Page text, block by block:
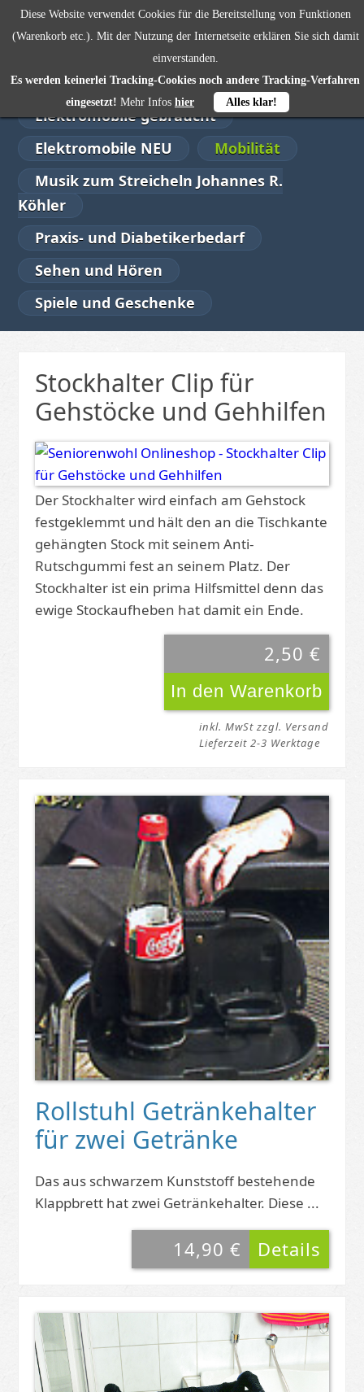
SENIORENWOHL 0,00 €
Alltagshilfen
Bad
Elektromobile gebraucht
Elektromobile NEU
Mobilität
Musik zum Streicheln Johannes R.
Köhler
Praxis- und Diabetikerbedarf
Sehen und Hören
Spiele und Geschenke
Stockhalter Clip für
Gehstöcke und Gehhilfen
Der Stockhalter wird einfach am Gehstock
festgeklemmt und hält den an die Tischkante
gehängten Stock mit seinem Anti-
Rutschgummi fest an seinem Platz. Der
Stockhalter ist ein prima Hilfsmittel denn das
ewige Stockaufheben hat damit ein Ende.
2,50 €
inkl. MwSt zzgl. Versand
Lieferzeit 2-3 Werktage
Rollstuhl Getränkehalter
für zwei Getränke
Das aus schwarzem Kunststoff bestehende
Klappbrett hat zwei Getränkehalter. Diese ...
Details
14,90 €
Diese Website verwendet Cookies für die Bereitstellung von Funktionen
(Warenkorb etc.). Mit der Nutzung der Internetseite erklären Sie sich damit
einverstanden.
Es werden keinerlei Tracking-Cookies noch andere Tracking-Verfahren
eingesetzt! Mehr Infos hier Alles klar!